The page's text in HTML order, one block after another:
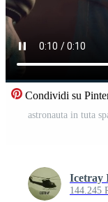
Condividi su
astronauta in tuta
Icetray
144.245